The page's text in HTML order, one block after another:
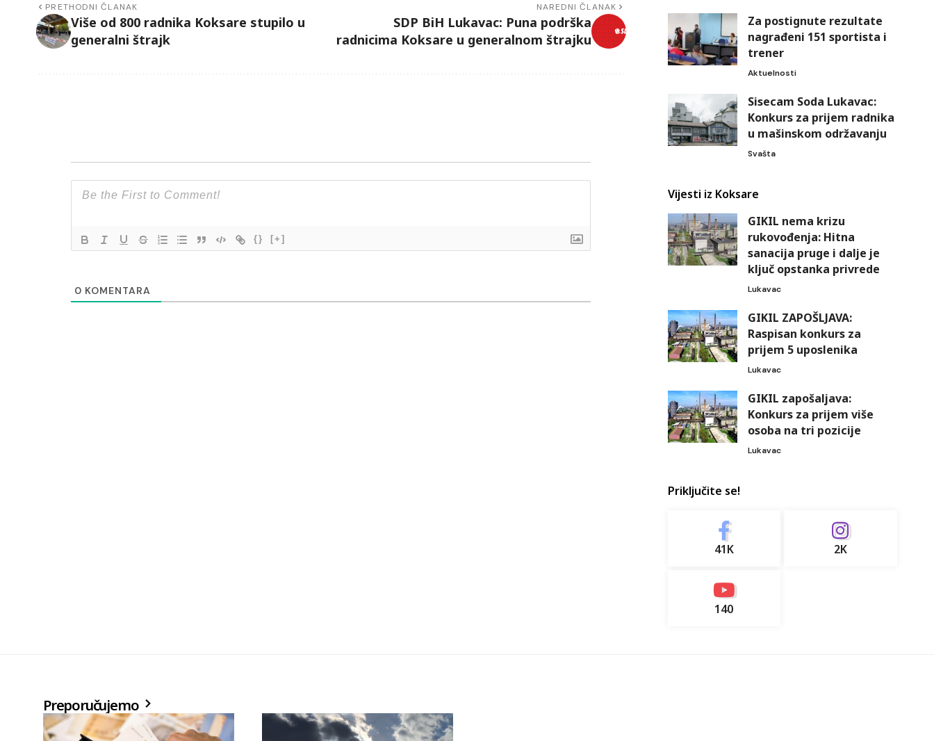
PRETHODNI ČLANAK
Više od 800 radnika Koksare stupilo u
generalni štrajk
NAREDNI ČLANAK
SDP BiH Lukavac: Puna podrška
radnicima Koksare u generalnom štrajku
{} [+]
0 KOMENTARA
Za postignute rezultate
nagrađeni 151 sportista i
trener
Aktuelnosti
Sisecam Soda Lukavac:
Konkurs za prijem radnika
u mašinskom održavanju
Svašta
Vijesti iz Koksare
GIKIL nema krizu
rukovođenja: Hitna
sanacija pruge i dalje je
ključ opstanka privrede
Lukavac
GIKIL ZAPOŠLJAVA:
Raspisan konkurs za
prijem 5 uposlenika
Lukavac
GIKIL zapošaljava:
Konkurs za prijem više
osoba na tri pozicije
Lukavac
Priključite se!
41K 2K
140
Preporučujemo